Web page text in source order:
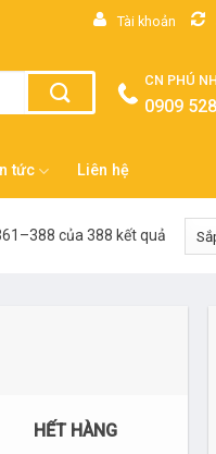
Tài khoản
CN PHÚ
0909
tức Liên hệ
của 388 kết quả
HẾT HÀNG